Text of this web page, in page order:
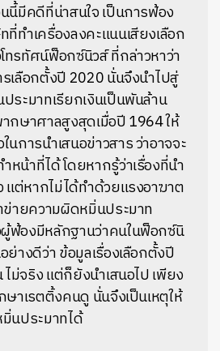
นี้มีคดีที่น่าสนใจ เป็นการฟ้อง
ที่ทำเครื่องลงคะแนนเสียงเลือก
รทัศน์ฟ็อกซ์นิวส์ ที่กล่าวหาว่า
เลือกตั้งปี 2020 นั่นจึงนำไปสู่
ระมาทเรียกเงินเป็นพันล้าน
กษาศาลสูงสุดเมื่อปี 1964 ให้
การนำเสนอข่าวสาร ว่าอาจจะ
หน้าที่ได้ โดยหากรู้ว่าเรื่องที่นำ
แต่หากไม่ได้ทำด้วยแรงอาฆาต
ข่ายความผิดหมิ่นประมาท
ฟ้องมีหลักฐานว่าคนในฟ็อกซ์นิ
างดีว่า ข้อมูลเรื่องเลือกตั้งปี
ม่จริง แต่ก็ยังนำเสนอไป เพียง
ษาเรตติ้งคนดู นั่นจึงเป็นเหตุให้
นประมาทได้